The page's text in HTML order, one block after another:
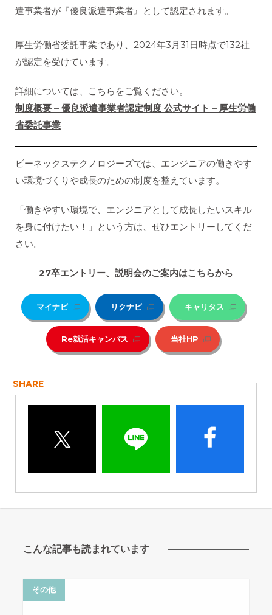
遣事業者が『優良派遣事業者』として認定されます。
厚生労働省委託事業であり、2024年3月31日時点で132社
が認定を受けています。
詳細については、こちらをご覧ください。
制度概要 – 優良派遣事業者認定制度 公式サイト – 厚生労働
省委託事業
ビーネックステクノロジーズでは、エンジニアの働きやす
い環境づくりや成長のための制度を整えています。
「働きやすい環境で、エンジニアとして成長したいスキル
を身に付けたい！」という方は、ぜひエントリーしてくだ
さい。
27卒エントリー、説明会のご案内はこちらから
マイナビ リクナビ キャリタス
Re就活キャンパス 当社HP
SHARE
こんな記事も読まれています
その他